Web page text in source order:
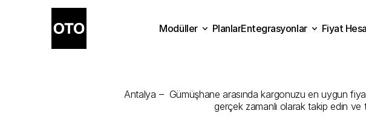
Antalya –  Gümüşhane arasında kargonuzu en uygun
gerçek zamanlı olarak takip edin
Modüller
PlanlarEntegrasyonlar
Fiyat